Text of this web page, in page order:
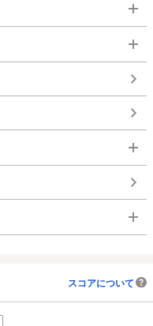
スコアについて